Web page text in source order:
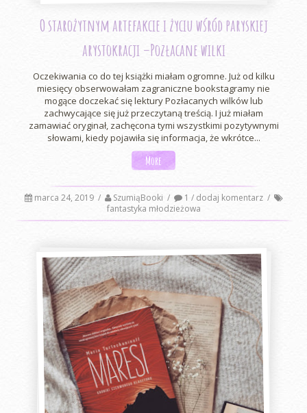
O starożytnym artefakcie i życiu wśród paryskiej
arystokracji –Pozłacane wilki
Oczekiwania co do tej książki miałam ogromne. Już od kilku
miesięcy obserwowałam zagraniczne bookstagramy nie
mogące doczekać się lektury Pozłacanych wilków lub
zachwycające się już przeczytaną treścią. I już miałam
zamawiać oryginał, zachęcona tymi wszystkimi pozytywnymi
słowami, kiedy pojawiła się informacja, że wkrótce...
More
marca 24, 2019 / SzumiąBooki / 1 / dodaj komentarz /
fantastyka młodzieżowa